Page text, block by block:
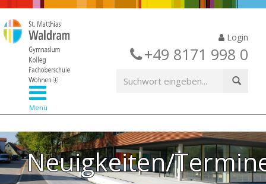
Login
+49 8171 998 0
Menü
Neuigkeiten/